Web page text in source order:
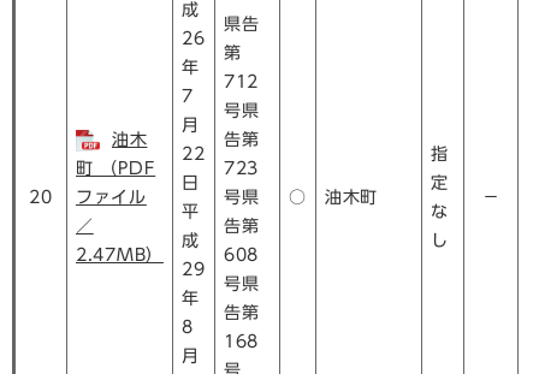
20
油木
町 （PDF
ファイル
／
2.47MB）
成
26
年
7
月
22
日
平
成
29
年
8
月
県告
第
712
号県
告第
723
号県
告第
608
号県
告第
168
号
○ 油木町
指
定
な
し
－